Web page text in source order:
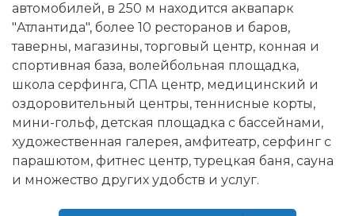
автомобилей, в 250 м находится аквапарк
"Атлантида", более 10 ресторанов и баров,
таверны, магазины, торговый центр, конная и
спортивная база, волейбольная площадка,
школа серфинга, СПА центр, медицинский и
оздоровительный центры, теннисные корты,
мини-гольф, детская площадка с бассейнами,
художественная галерея, амфитеатр, серфинг с
парашютом, фитнес центр, турецкая баня, сауна
и множество других удобств и услуг.